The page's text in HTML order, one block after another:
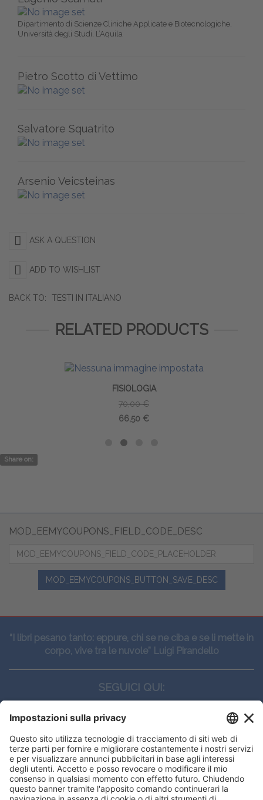
Dipartimento di Scienze Cliniche Applicate e Biotecnologiche,
Università degli Studi, L’Aquila
Pietro Scotto di Vettimo
Salvatore Squatrito
Arsenio Veicsteinas
ASK A QUESTION
ADD TO WISHLIST
BACK TO: TESTI IN ITALIANO
RELATED PRODUCTS
FISIOLOGIA
70,00 €
66,50 €
Share on:
MOD_EEMYCOUPONS_FIELD_CODE_DESC
MOD_EEMYCOUPONS_BUTTON_SAVE_DESC
“I libri pesano tanto: eppure, chi se ne ciba e se li mette in
corpo, vive tra le nuvole” Luigi Pirandello
SEGUICI QUI:
CONTATTI
Edi.Ermes srl
Viale E. Forlanini, 21 - 20134, Milano